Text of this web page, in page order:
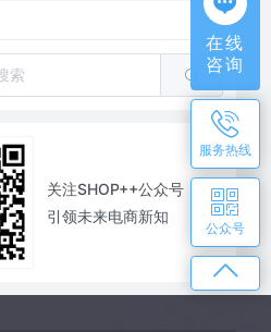
关注SHOP++公众号
引领未来电商新知
在线
咨询
服务热线
公众号